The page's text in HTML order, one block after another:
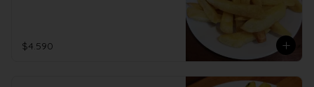
$4.590